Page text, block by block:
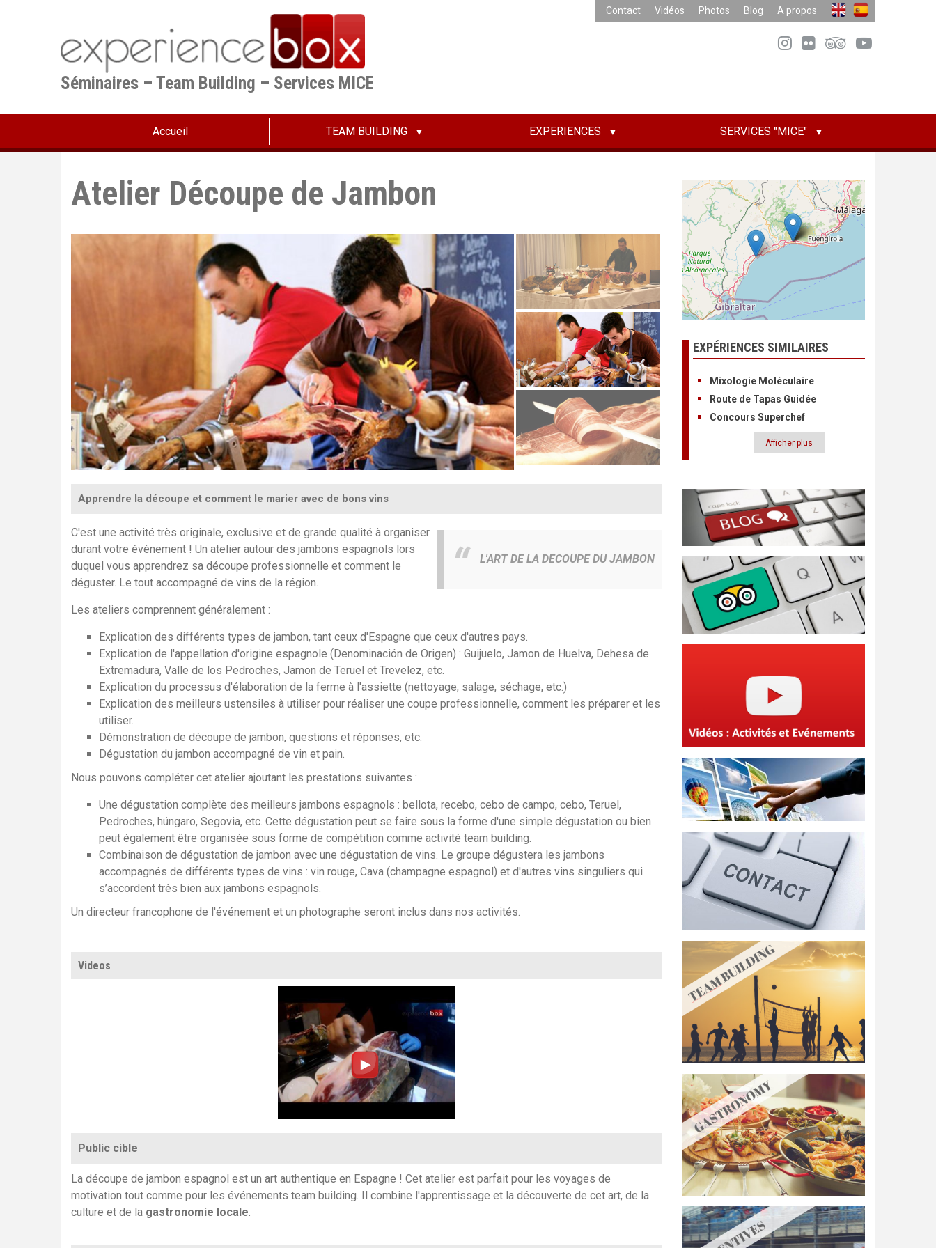
Séminaires – Team Building – Services MICE
Contact Vidéos Photos Blog A propos
Accueil TEAM BUILDING EXPERIENCES SERVICES "MICE"
Atelier Découpe de Jambon
Apprendre la découpe et comment le marier avec de bons vins
L'ART DE LA DECOUPE DU JAMBON
C'est une activité très originale, exclusive et de grande qualité à organiser
durant votre évènement ! Un atelier autour des jambons espagnols lors
duquel vous apprendrez sa découpe professionnelle et comment le
déguster. Le tout accompagné de vins de la région.
Les ateliers comprennent généralement :
Explication des différents types de jambon, tant ceux d'Espagne que ceux d'autres pays.
Explication de l'appellation d'origine espagnole (Denominación de Origen) : Guijuelo, Jamon de Huelva, Dehesa de
Extremadura, Valle de los Pedroches, Jamon de Teruel et Trevelez, etc.
Explication du processus d'élaboration de la ferme à l'assiette (nettoyage, salage, séchage, etc.)
Explication des meilleurs ustensiles à utiliser pour réaliser une coupe professionnelle, comment les préparer et les
utiliser.
Démonstration de découpe de jambon, questions et réponses, etc.
Dégustation du jambon accompagné de vin et pain.
Nous pouvons compléter cet atelier ajoutant les prestations suivantes :
Une dégustation complète des meilleurs jambons espagnols : bellota, recebo, cebo de campo, cebo, Teruel,
Pedroches, húngaro, Segovia, etc. Cette dégustation peut se faire sous la forme d'une simple dégustation ou bien
peut également être organisée sous forme de compétition comme activité team building.
Combinaison de dégustation de jambon avec une dégustation de vins. Le groupe dégustera les jambons
accompagnés de différents types de vins : vin rouge, Cava (champagne espagnol) et d'autres vins singuliers qui
s’accordent très bien aux jambons espagnols.
Un directeur francophone de l'événement et un photographe seront inclus dans nos activités.
Videos
Public cible
La découpe de jambon espagnol est un art authentique en Espagne ! Cet atelier est parfait pour les voyages de
motivation tout comme pour les événements team building. Il combine l'apprentissage et la découverte de cet art, de la
culture et de la gastronomie locale.
EXPÉRIENCES SIMILAIRES
Mixologie Moléculaire
Route de Tapas Guidée
Concours Superchef
Afficher plus